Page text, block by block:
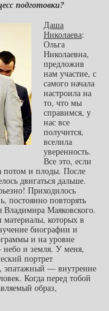
подготовки?
Даша
Николаева:
Ольга
Николаевна,
предложив
нам участие, с
самого начала
настроила на
то, что мы
справимся, у
нас все
получится,
вселила
уверенность.
Все это, если
потом и плоды. После
двигаться дальше.
Приходилось
постоянно повторять
Владимира Маяковского.
материалы, которых в
биографии и
и на уровне
небо и земля. У меня,
портрет
эпатажный — внутренне
Когда перед тобой
образ,